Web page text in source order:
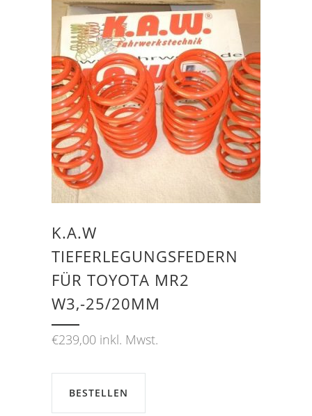
K.A.W
TIEFERLEGUNGSFEDERN
FÜR TOYOTA MR2
W3,-25/20MM
€239,00 inkl. Mwst.
BESTELLEN